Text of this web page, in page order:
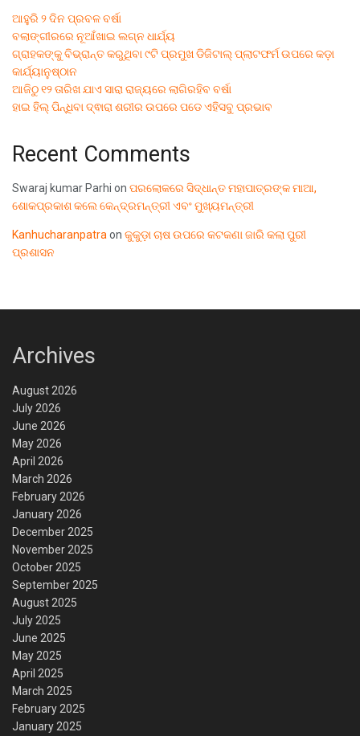
ଆହୁରି ୨ ଦିନ ପ୍ରବଳ ବର୍ଷା
ବଲାଙ୍ଗୀରରେ ନୂଆଁଖାଇ ଲଗ୍ନ ଧାର୍ଯ୍ୟ
ଗ୍ରାହକଙ୍କୁ ବିଭ୍ରାନ୍ତ କରୁଥିବା ୯ଟି ପ୍ରମୁଖ ଡିଜିଟାଲ୍ ପ୍ଲାଟଫର୍ମ ଉପରେ କଡ଼ା
କାର୍ଯ୍ୟାନୁଷ୍ଠାନ
ଆଜିଠୁ ୧୨ ତାରିଖ ଯାଏ ସାରା ରାଜ୍ୟରେ ଲାଗିରହିବ ବର୍ଷା
ହାଇ ହିଲ୍ ପିନ୍ଧିବା ଦ୍ଵାରା ଶରୀର ଉପରେ ପଡେ ଏହିସବୁ ପ୍ରଭାବ
Recent Comments
Swaraj kumar Parhi on ପରଲୋକରେ ସିଦ୍ଧାନ୍ତ ମହାପାତ୍ରଙ୍କ ମାଆ,
ଶୋକପ୍ରକାଶ କଲେ କେନ୍ଦ୍ରମନ୍ତ୍ରୀ ଏବଂ ମୁଖ୍ୟମନ୍ତ୍ରୀ
Kanhucharanpatra on କୁକୁଡ଼ା ଚାଷ ଉପରେ କଟକଣା ଜାରି କଲା ପୁରୀ
ପ୍ରଶାସନ
Archives
August 2026
July 2026
June 2026
May 2026
April 2026
March 2026
February 2026
January 2026
December 2025
November 2025
October 2025
September 2025
August 2025
July 2025
June 2025
May 2025
April 2025
March 2025
February 2025
January 2025